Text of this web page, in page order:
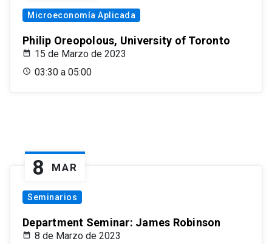
Microeconomía Aplicada
Philip Oreopolous, University of Toronto
15 de Marzo de 2023
03:30 a 05:00
8 MAR
Seminarios
Department Seminar: James Robinson
8 de Marzo de 2023